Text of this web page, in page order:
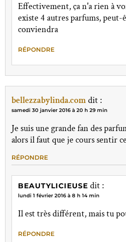
Effectivement, ça n'a rien à
existe 4 autres parfums,
conviendra
RÉPONDRE
bellezzabylinda.comdit :
samedi 30 janvier 2016 à 20 h 29 min
Je suis une grande fan des
alors il faut que je cours sentir
RÉPONDRE
BEAUTYLICIEUSE dit :
lundi 1 février 2016 à 8 h 14 min
Il est très différent, mais tu
RÉPONDRE